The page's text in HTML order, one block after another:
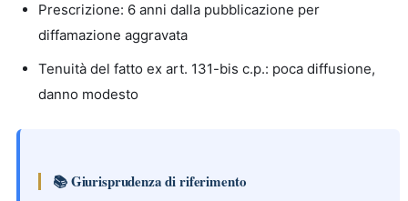
Prescrizione: 6 anni dalla pubblicazione per
diffamazione aggravata
Tenuità del fatto ex art. 131-bis c.p.: poca diffusione,
danno modesto
📚 Giurisprudenza di riferimento